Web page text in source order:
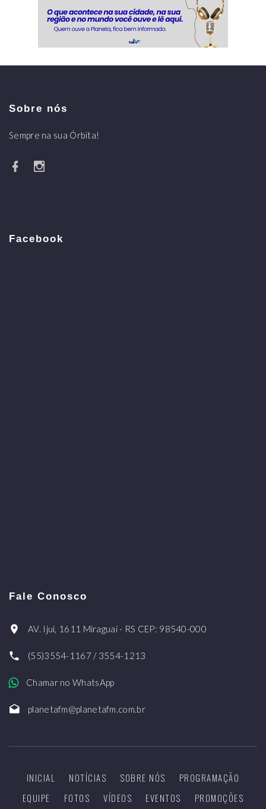
Sobre nós
Sempre na sua Órbita!
Facebook
Fale Conosco
AV. Ijuí, 1611 Miraguaí - RS CEP: 98540-000
(55)3554-1167 / 3554-1213
Chamar no WhatsApp
planetafm@planetafm.com.br
INICIAL NOTÍCIAS SOBRE NÓS
PROGRAMAÇÃO
EQUIPE
FOTOS VÍDEOS EVENTOS PROMOÇÕES